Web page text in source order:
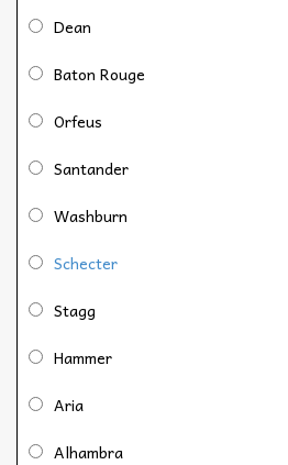
Dean
Baton Rouge
Orfeus
Santander
Washburn
Schecter
Stagg
Hammer
Aria
Alhambra